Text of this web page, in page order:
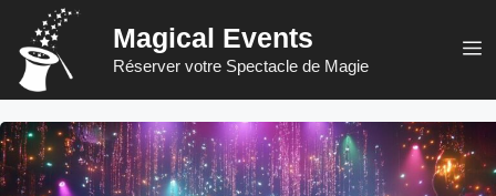
contenu
Magical Events
Réserver votre Spectacle de Magie